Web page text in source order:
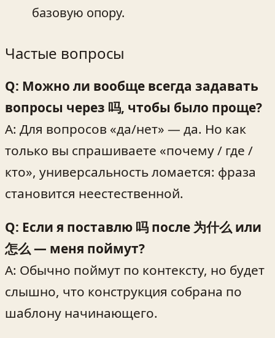
базовую опору.
Частые вопросы
Q: Можно ли вообще всегда задавать
вопросы через 吗, чтобы было проще?
A: Для вопросов «да/нет» — да. Но как
только вы спрашиваете «почему / где /
кто», универсальность ломается: фраза
становится неестественной.
Q: Если я поставлю 吗 после 为什么 или
怎么 — меня поймут?
A: Обычно поймут по контексту, но будет
слышно, что конструкция собрана по
шаблону начинающего.